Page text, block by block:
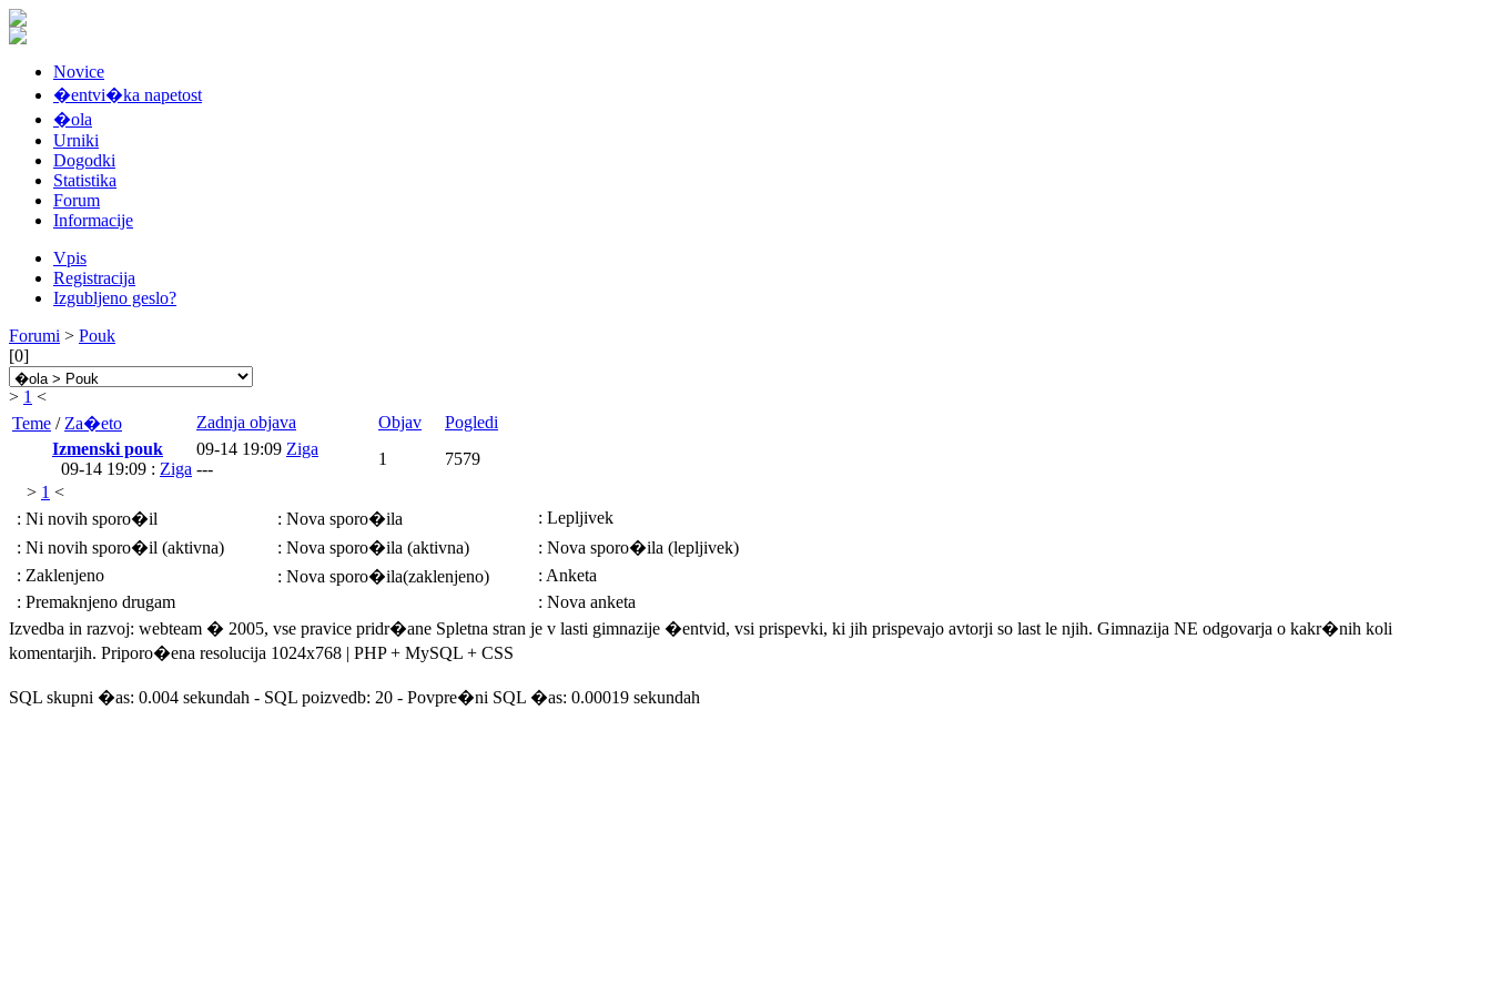
Novice
�entvi�ka napetost
�ola
Urniki
Dogodki
Statistika
Forum
Informacije
Vpis
Registracija
Izgubljeno geslo?
Forumi > Pouk
[0]
> 1 <
Teme / Za�eto Zadnja objava Objav
Pogledi
Izmenski pouk
09-14 19:09 : Ziga
09-14 19:09 Ziga
---
1
7579
> 1 <
: Ni novih sporo�il
: Nova sporo�ila
: Lepljivek
: Ni novih sporo�il (aktivna)
: Nova sporo�ila (aktivna)
: Nova sporo�ila (lepljivek)
: Zaklenjeno
: Nova sporo�ila(zaklenjeno)
: Anketa
: Premaknjeno drugam
: Nova anketa
Izvedba in razvoj: webteam � 2005, vse pravice pridr�ane Spletna stran je v lasti gimnazije �entvid, vsi prispevki, ki jih prispevajo avtorji so last le njih. Gimnazija NE odgovarja o kakr�nih koli
komentarjih. Priporo�ena resolucija 1024x768 | PHP + MySQL + CSS
SQL skupni �as: 0.004 sekundah - SQL poizvedb: 20 - Povpre�ni SQL �as: 0.00019 sekundah